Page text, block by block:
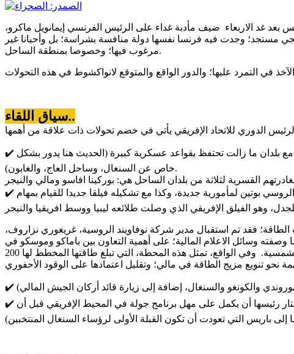
بعد غد الاربعاء ضيف مأدبة غداء على الرئيس الفرنسي إيمانويل ماكرو،
مستجد؛ وجدت فيه فرنسا نفسها دولة منافسة بشراسة؛ بل وأحيانا غير
مرغوب فيها؛ وخصوصا بمنطقة الساحل.
سياق اللقاء..
✔️ اقتراب ما يوصف في فرنسا بمراجعة استراتيجية الوجود العسكري في القارة من نهايته؛ وهي الاستراتيجية التي بدأتها باريس منذ أشهر مع بلدان ما زالت تحتفظ بقواعد عسكرية كبيرة (الحديث هنا يدور بشكل
خاص عن السنغال، وساحل العاج، والغابون).
✔️ الاتساع المتسارع لعلاقات موسكو في مناطق النفوذ التقليدي لفرنسا، وهو المسار الذي تتجدد سرعته مع إعادة انتخاب الرئيس الروسي بوتين لمأمورية جديدة، وكذا مع تشكيله فيلقا جديدا للقيام بمهام
الطاقة؛ فقد تم استقبال مدير شركة نوفاويند الروسية، غريغوري نزاروف،
كما وصفته وسائل الاعلام المالية؛ على أهمية التعاون بين باماكو وموسكو في
مجال الطاقة المتجددة، مضيفة أن اللقاء تميز بمناقشات مثمرة حول الفرص التي يوفرها مشروع محطة سانانكوروبا للطاقة الشمسية. وفي الواقع، تمثل هذه المحطة، التي تبلغ طاقتها المخطط لها 200
✔️ وصول نظام سياسي جديد للحكم في دولة من أهم دول القارة، يمتلك رؤية مختلفة للعلاقة مع فرنسا (نتحدث عن السنغال التي اختار رئيسها أن يكمل على مهل برنامج جولة في المحيط الإفريقي قبل أن